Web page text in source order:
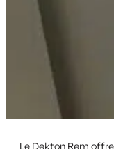
Le Dekton Rem